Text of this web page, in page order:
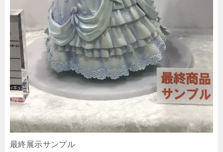
最終展示サンプル